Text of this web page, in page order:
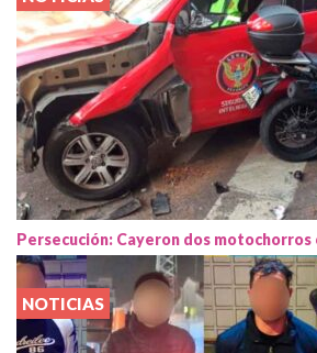
Persecución: Cayeron dos
NOTICIAS